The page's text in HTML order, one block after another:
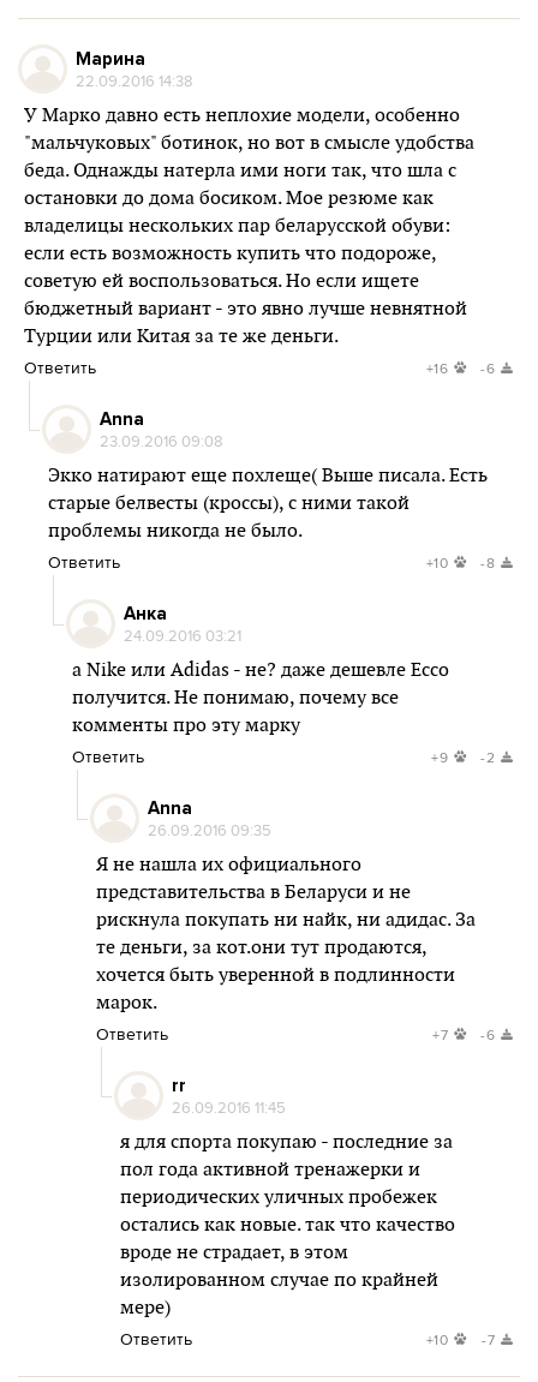
Марина
22.09.2016 14:38
У Марко давно есть неплохие модели, особенно
"мальчуковых" ботинок, но вот в смысле удобства
беда. Однажды натерла ими ноги так, что шла с
остановки до дома босиком. Мое резюме как
владелицы нескольких пар беларусской обуви:
если есть возможность купить что подороже,
советую ей воспользоваться. Но если ищете
бюджетный вариант - это явно лучше невнятной
Турции или Китая за те же деньги.
Ответить +16 -6
Anna
23.09.2016 09:08
Экко натирают еще похлеще( Выше писала. Есть
старые белвесты (кроссы), с ними такой
проблемы никогда не было.
Ответить +10 -8
Анка
24.09.2016 03:21
а Nike или Adidas - не? даже дешевле Ecco
получится. Не понимаю, почему все
комменты про эту марку
Ответить +9 -2
Anna
26.09.2016 09:35
Я не нашла их официального
представительства в Беларуси и не
рискнула покупать ни найк, ни адидас. За
те деньги, за кот.они тут продаются,
хочется быть уверенной в подлинности
марок.
Ответить +7 -6
rr
26.09.2016 11:45
я для спорта покупаю - последние за
пол года активной тренажерки и
периодических уличных пробежек
остались как новые. так что качество
вроде не страдает, в этом
изолированном случае по крайней
мере)
Ответить +10 -7